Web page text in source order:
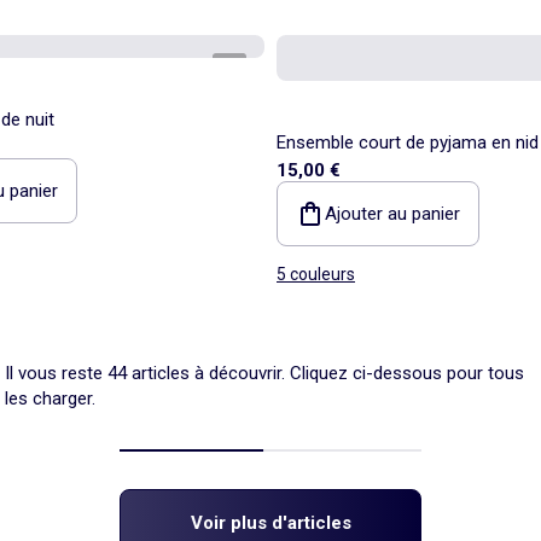
nuit
panier
Ensemble court de pyjama en
pièces
15,00 €
Ajouter au panier
5 couleurs
Il vous reste 44 articles à découvrir. Cliquez ci-dessous pour tous
les charger.
Voir plus d'articles